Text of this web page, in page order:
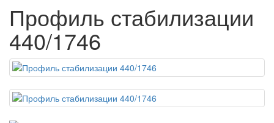
Профиль стабилизации
440/1746